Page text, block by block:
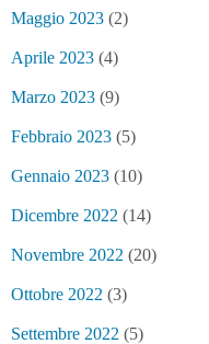
Maggio 2023 (2)
Aprile 2023 (4)
Marzo 2023 (9)
Febbraio 2023 (5)
Gennaio 2023 (10)
Dicembre 2022 (14)
Novembre 2022 (20)
Ottobre 2022 (3)
Settembre 2022 (5)